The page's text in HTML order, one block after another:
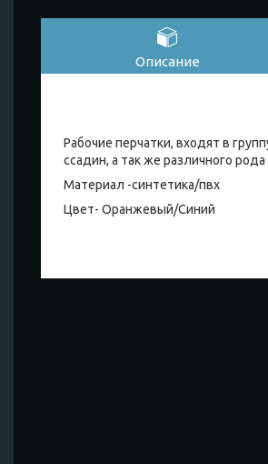
Описание
Рабочие перчатки, входят в
ссадин, а так же различного рода
Материал -синтетика/пвх
Цвет- Оранжевый/Синий